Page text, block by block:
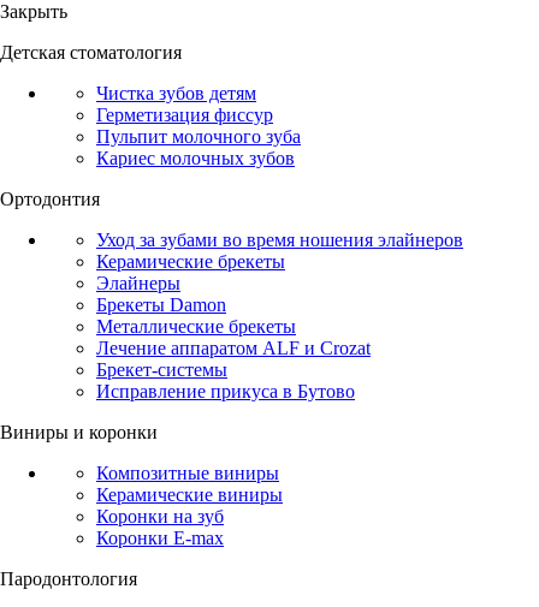
Закрыть
Детская стоматология
Чистка зубов детям
Герметизация фиссур
Пульпит молочного зуба
Кариес молочных зубов
Ортодонтия
Уход за зубами во время ношения элайнеров
Керамические брекеты
Элайнеры
Брекеты Damon
Металлические брекеты
Лечение аппаратом ALF и Сrozat
Брекет-системы
Исправление прикуса в Бутово
Виниры и коронки
Композитные виниры
Керамические виниры
Коронки на зуб
Коронки E-max
Пародонтология